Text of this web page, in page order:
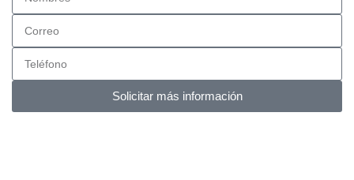
Solicitar más información